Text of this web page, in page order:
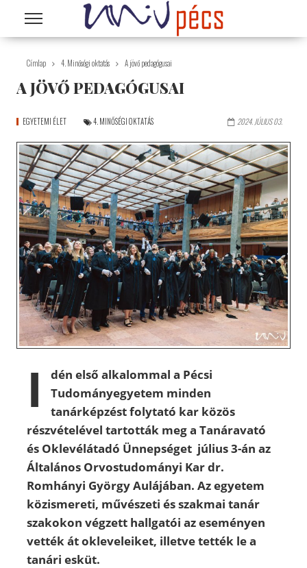
Ugrás a tartalomra
Címlap 4. Minőségi oktatás A jövő pedagógusai
A JÖVŐ PEDAGÓGUSAI
EGYETEMI ÉLET 4. MINŐSÉGI OKTATÁS 2024. JÚLIUS 03.
I
dén első alkalommal a Pécsi
Tudományegyetem minden
tanárképzést folytató kar közös
részvételével tartották meg a Tanáravató
és Oklevélátadó Ünnepséget július 3-án az
Általános Orvostudományi Kar dr.
Romhányi György Aulájában. Az egyetem
közismereti, művészeti és szakmai tanár
szakokon végzett hallgatói az eseményen
vették át okleveleiket, illetve tették le a
tanári esküt.